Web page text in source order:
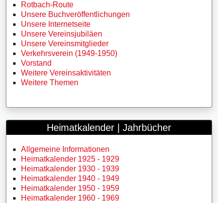
Rotbach-Route
Unsere Buchveröffentlichungen
Unsere Internetseite
Unsere Vereinsjubiläen
Unsere Vereinsmitglieder
Verkehrsverein (1949-1950)
Vorstand
Weitere Vereinsaktivitäten
Weitere Themen
Heimatkalender | Jahrbücher
Allgemeine Informationen
Heimatkalender 1925 - 1929
Heimatkalender 1930 - 1939
Heimatkalender 1940 - 1949
Heimatkalender 1950 - 1959
Heimatkalender 1960 - 1969